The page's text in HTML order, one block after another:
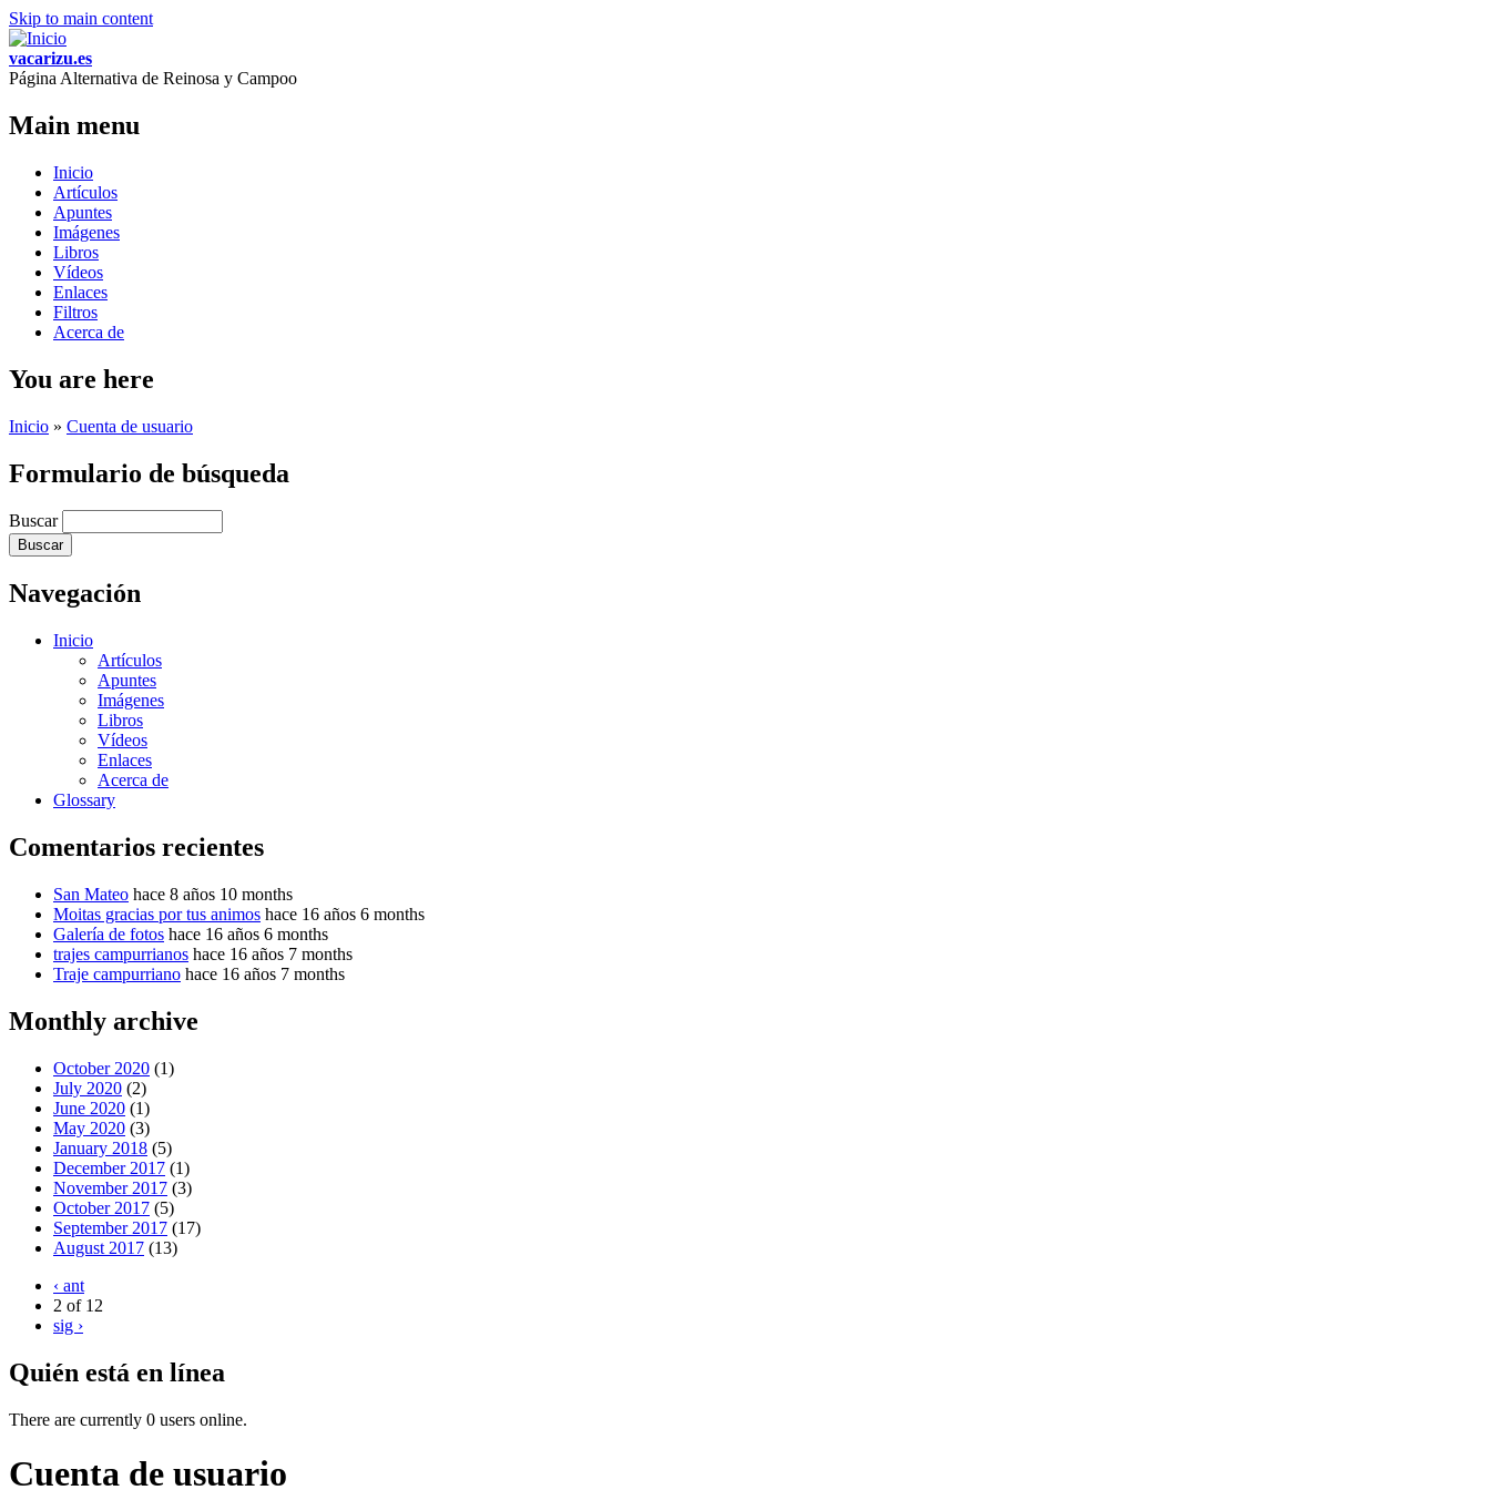
Skip to main content
vacarizu.es
Página Alternativa de Reinosa y Campoo
Main menu
Inicio
Artículos
Apuntes
Imágenes
Libros
Vídeos
Enlaces
Filtros
Acerca de
You are here
Inicio » Cuenta de usuario
Formulario de búsqueda
Buscar
Navegación
Inicio
Artículos
Apuntes
Imágenes
Libros
Vídeos
Enlaces
Acerca de
Glossary
Comentarios recientes
San Mateo hace 8 años 10 months
Moitas gracias por tus animos hace 16 años 6 months
Galería de fotos hace 16 años 6 months
trajes campurrianos hace 16 años 7 months
Traje campurriano hace 16 años 7 months
Monthly archive
October 2020 (1)
July 2020 (2)
June 2020 (1)
May 2020 (3)
January 2018 (5)
December 2017 (1)
November 2017 (3)
October 2017 (5)
September 2017 (17)
August 2017 (13)
‹ ant
2 of 12
sig ›
Quién está en línea
There are currently 0 users online.
Cuenta de usuario